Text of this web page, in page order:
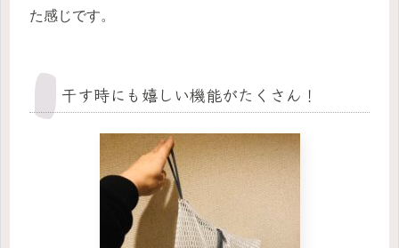
た感じです。
干す時にも嬉しい機能がたくさん！